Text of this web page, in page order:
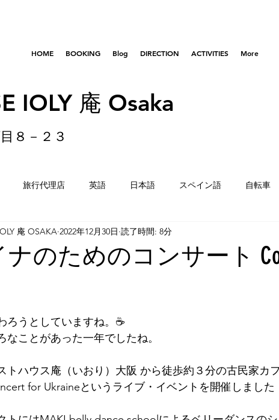
HOME BOOKING Blog DIRECTION ACTIVITIES More
IOLY 庵 Osaka
８－２３
旅行代理店 英語 日本語 スペイン語 自転車
はびきのコロセアム 東京 横浜
台湾 西国三十三所
のためのコンサート
庵 OSAKA 2022年12月30日 読了時間: 8分
ろうとしていますね。☕
なことがあった一年でしたね。
トハウス庵（いおり）大阪 から徒歩約３分の古民家カ
for Ukraineというライブ・イベントを開催しました